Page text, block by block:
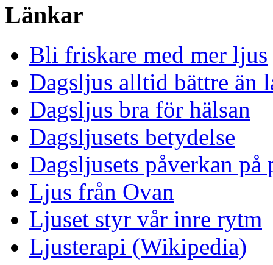
Länkar
Bli friskare med mer ljus
Dagsljus alltid bättre än
Dagsljus bra för hälsan
Dagsljusets betydelse
Dagsljusets påverkan på
Ljus från Ovan
Ljuset styr vår inre rytm
Ljusterapi (Wikipedia)